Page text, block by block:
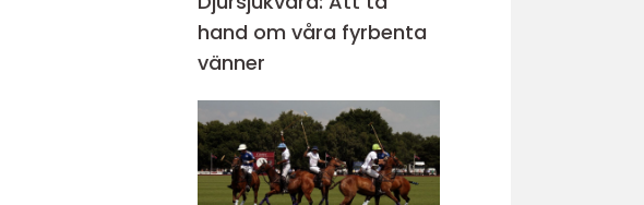
hand om våra fyrbenta
vänner